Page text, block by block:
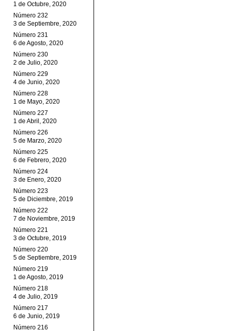
1 de Octubre, 2020
Número 232
3 de Septiembre, 2020
Número 231
6 de Agosto, 2020
Número 230
2 de Julio, 2020
Número 229
4 de Junio, 2020
Número 228
1 de Mayo, 2020
Número 227
1 de Abril, 2020
Número 226
5 de Marzo, 2020
Número 225
6 de Febrero, 2020
Número 224
3 de Enero, 2020
Número 223
5 de Diciembre, 2019
Número 222
7 de Noviembre, 2019
Número 221
3 de Octubre, 2019
Número 220
5 de Septiembre, 2019
Número 219
1 de Agosto, 2019
Número 218
4 de Julio, 2019
Número 217
6 de Junio, 2019
Número 216